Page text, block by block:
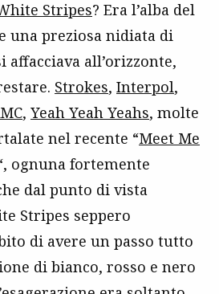
Stripes? Era l’alba del
una preziosa nidiata di
affacciava all’orizzonte,
Strokes, Interpol,
, Yeah Yeah Yeahs, molte
nel recente “Meet Me
ognuna fortemente
dal punto di vista
Stripes seppero
di avere un passo tutto
di bianco, rosso e nero